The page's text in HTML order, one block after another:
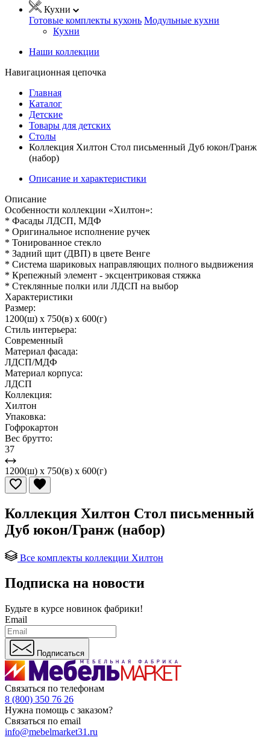
Кухни
Готовые комплекты кухонь Модульные кухни
Кухни
Наши коллекции
Навигационная цепочка
Главная
Каталог
Детские
Товары для детских
Столы
Коллекция Хилтон Стол письменный Дуб юкон/Гранж
(набор)
Описание и характеристики
Описание
Особенности коллекции «Хилтон»:
* Фасады ЛДСП, МДФ
* Оригинальное исполнение ручек
* Тонированное стекло
* Задний щит (ДВП) в цвете Венге
* Система шариковых направляющих полного выдвижения
* Крепежный элемент - эксцентриковая стяжка
* Стеклянные полки или ЛДСП на выбор
Характеристики
Размер:
1200(ш) x 750(в) x 600(г)
Стиль интерьера:
Современный
Материал фасада:
ЛДСП/МДФ
Материал корпуса:
ЛДСП
Коллекция:
Хилтон
Упаковка:
Гофрокартон
Вес брутто:
37
1200(ш) x 750(в) x 600(г)
Коллекция Хилтон Стол письменный
Дуб юкон/Гранж (набор)
Все комплекты коллекции Хилтон
Подписка на новости
Будьте в курсе новинок фабрики!
Email
Подписаться
Связаться по телефонам
8 (800) 350 76 26
Нужна помощь с заказом?
Связаться по email
info@mebelmarket31.ru